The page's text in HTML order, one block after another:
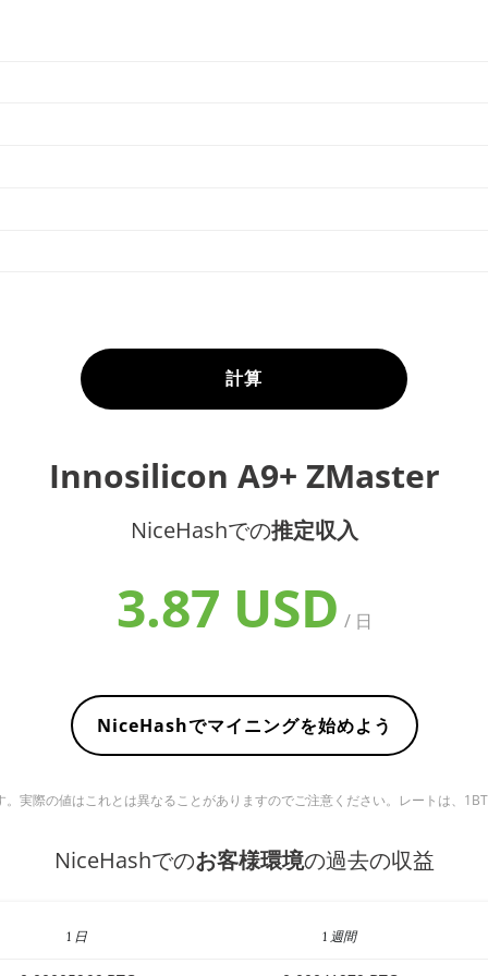
計算
Innosilicon A9+ ZMaster
NiceHashでの推定収入
3.87 USD/ 日
NiceHashでマイニングを始めよう
実際の値はこれとは異なることがありますのでご注意ください。レートは、
NiceHashでのお客様環境の過去の収益
1 日 1 週間